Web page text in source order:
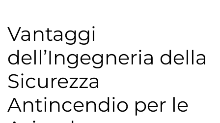
Vantaggi
dell’Ingegneria della
Sicurezza
Antincendio per le